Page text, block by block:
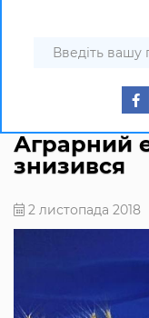
Аграрний
знизився
2 листопада 2018